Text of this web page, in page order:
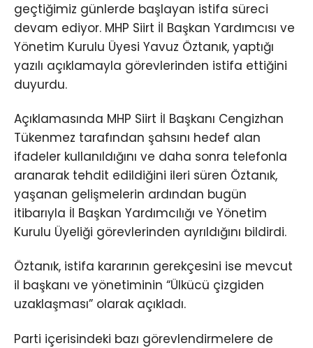
geçtiğimiz günlerde başlayan istifa süreci
devam ediyor. MHP Siirt İl Başkan Yardımcısı ve
Yönetim Kurulu Üyesi Yavuz Öztanık, yaptığı
yazılı açıklamayla görevlerinden istifa ettiğini
duyurdu.
Açıklamasında MHP Siirt İl Başkanı Cengizhan
Tükenmez tarafından şahsını hedef alan
ifadeler kullanıldığını ve daha sonra telefonla
aranarak tehdit edildiğini ileri süren Öztanık,
yaşanan gelişmelerin ardından bugün
itibarıyla İl Başkan Yardımcılığı ve Yönetim
Kurulu Üyeliği görevlerinden ayrıldığını bildirdi.
Öztanık, istifa kararının gerekçesini ise mevcut
il başkanı ve yönetiminin “Ülkücü çizgiden
uzaklaşması” olarak açıkladı.
Parti içerisindeki bazı görevlendirmelere de